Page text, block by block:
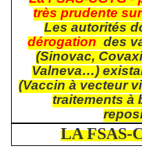
très prudente
Les autorités
dérogationdes
(Sinovac,
Valneva…)
(Vaccin à vecteur
traitements à
LA FSAS-